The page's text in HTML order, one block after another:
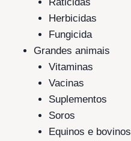
Herbicidas
Fungicida
Grandes animais
Vitaminas
Vacinas
Suplementos
Soros
Equinos e bovinos